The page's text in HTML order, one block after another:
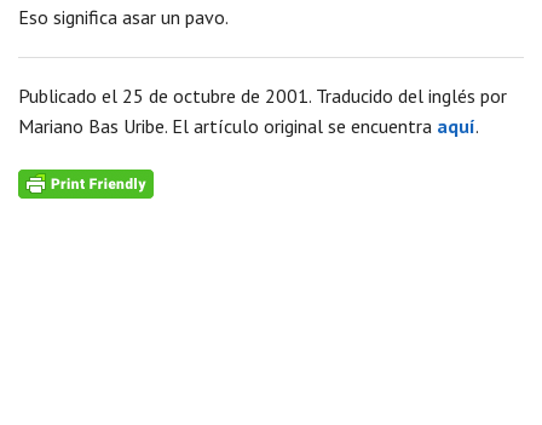
Eso significa asar un pavo.
Publicado el 25 de octubre de 2001. Traducido del inglés por
Mariano Bas Uribe. El artículo original se encuentra aquí.